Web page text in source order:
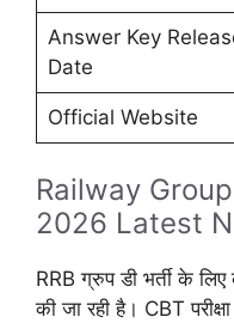
Answer Key
Date
Official Website
Railway
2026 Latest
RRB ग्रुप डी भर्ती के
की जा रही है। CBT